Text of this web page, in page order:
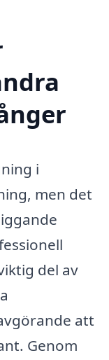
i
men det
del av
att
Genom